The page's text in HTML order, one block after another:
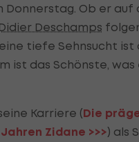
Donnerstag. Ob er auf
Didier Deschamps
tiefe Sehnsucht ist
ist das Schönste, was
Karriere (Die
Zidane >>>) als